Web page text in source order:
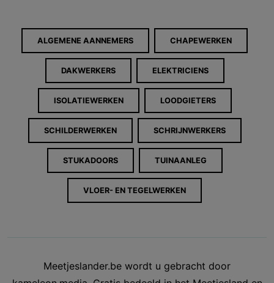
ALGEMENE AANNEMERS CHAPEWERKEN
DAKWERKERS ELEKTRICIENS
ISOLATIEWERKEN LOODGIETERS
SCHILDERWERKEN SCHRIJNWERKERS
STUKADOORS TUINAANLEG
VLOER- EN TEGELWERKEN
Meetjeslander.be wordt u gebracht door